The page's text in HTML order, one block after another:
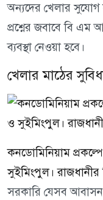
অন্যদের খেলার সুযোগ
প্রশ্নের জবাবে বি এম
ব্যবস্থা নেওয়া হবে।
খেলার মাঠের
কনডোমিনিয়াম
সুইমিংপুল।
সরকারি যেসব আবাসন